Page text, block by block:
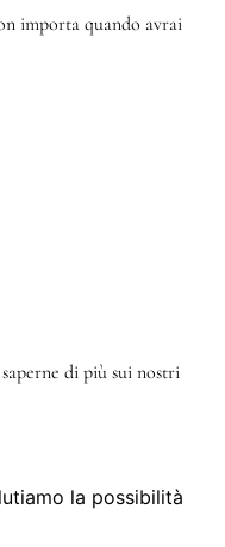
importa quando avrai
di più sui nostri
la possibilità